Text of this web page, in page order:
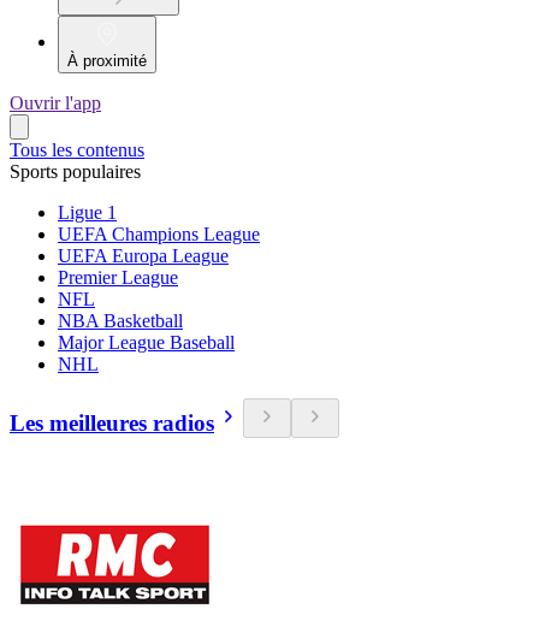
À proximité
Ouvrir l'app
Tous les contenus
Sports populaires
Ligue 1
UEFA Champions League
UEFA Europa League
Premier League
NFL
NBA Basketball
Major League Baseball
NHL
Les meilleures radios